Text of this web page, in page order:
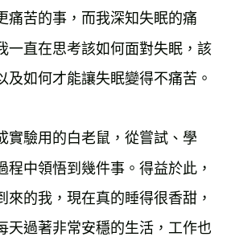
痛苦的事，而我深知失眠的痛
一直在思考該如何面對失眠，該
及如何才能讓失眠變得不痛苦。
實驗用的白老鼠，從嘗試、學
程中領悟到幾件事。得益於此，
來的我，現在真的睡得很香甜，
天過著非常安穩的生活，工作也